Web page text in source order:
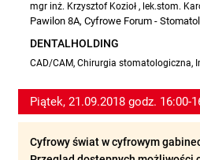
mgr inż. Krzysztof Kozioł , lek.stom.
Pawilon 8A, Cyfrowe Forum -
DENTALHOLDING
CAD/CAM, Chirurgia stomatologiczna,
Piątek, 21.09.2018 godz. 16:00-
Cyfrowy świat w cyfrowym